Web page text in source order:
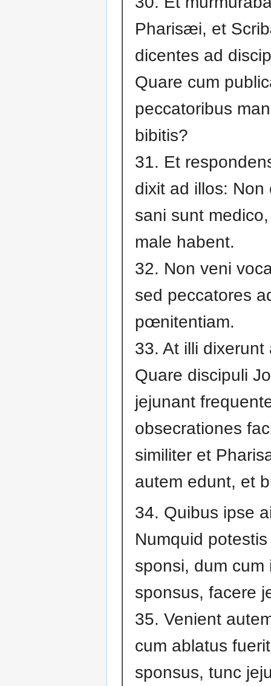
Pharisæi, et
dicentes ad
Quare cum
peccatoribus
bibitis?
31. Et
dixit ad illos: Non
sani sunt
male habent.
32. Non veni
sed peccatores
pœnitentiam.
33. At illi dixerunt
Quare discipuli
jejunant
obsecrationes
similiter et
autem edunt, et
34. Quibus ipse
Numquid
sponsi, dum cum
sponsus, facere
35. Venient
cum ablatus
sponsus, tunc